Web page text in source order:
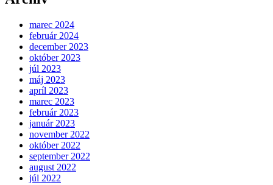
marec 2024
február 2024
december 2023
október 2023
júl 2023
máj 2023
apríl 2023
marec 2023
február 2023
január 2023
november 2022
október 2022
september 2022
august 2022
júl 2022